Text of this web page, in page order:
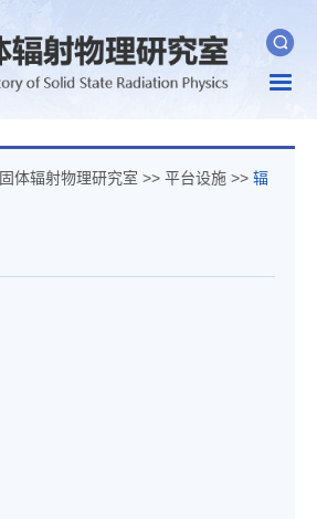
固体辐射物理研究室 >> 平台设施 >> 辐